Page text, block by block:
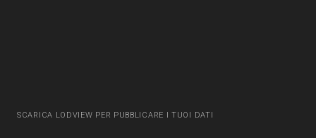
SCARICA LODVIEW PER PUBBLICARE I TUOI DATI